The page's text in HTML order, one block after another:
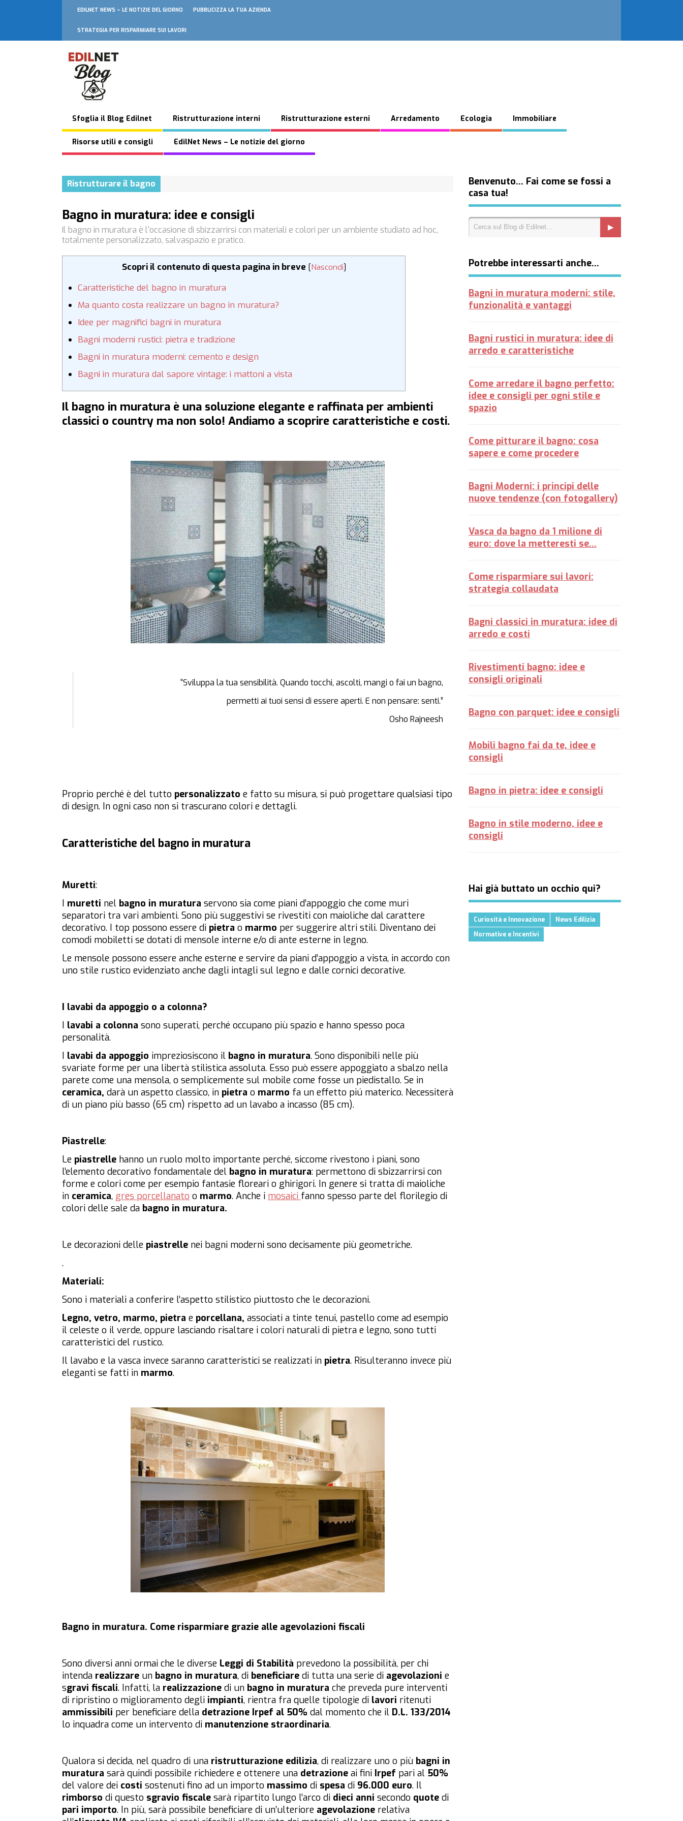
EDILNET NEWS – LE NOTIZIE DEL GIORNO PUBBLICIZZA LA TUA AZIENDA
STRATEGIA PER RISPARMIARE SUI LAVORI
Sfoglia il Blog Edilnet Ristrutturazione interni Ristrutturazione esterni Arredamento Ecologia Immobiliare
Risorse utili e consigli EdilNet News – Le notizie del giorno
Ristrutturare il bagno
Bagno in muratura: idee e consigli
Il bagno in muratura è l'occasione di sbizzarrirsi con materiali e colori per un ambiente studiato ad hoc,
totalmente personalizzato, salvaspazio e pratico.
Scopri il contenuto di questa pagina in breve [Nascondi]
Caratteristiche del bagno in muratura
Ma quanto costa realizzare un bagno in muratura?
Idee per magnifici bagni in muratura
Bagni moderni rustici: pietra e tradizione
Bagni in muratura moderni: cemento e design
Bagni in muratura dal sapore vintage: i mattoni a vista
Il bagno in muratura è una soluzione elegante e raffinata per ambienti
classici o country ma non solo! Andiamo a scoprire caratteristiche e costi.
“Sviluppa la tua sensibilità. Quando tocchi, ascolti, mangi o fai un bagno,
permetti ai tuoi sensi di essere aperti. E non pensare: senti.”
Osho Rajneesh
Proprio perché è del tutto personalizzato e fatto su misura, si può progettare qualsiasi tipo
di design. In ogni caso non si trascurano colori e dettagli.
Caratteristiche del bagno in muratura
Muretti:
I muretti nel bagno in muratura servono sia come piani d’appoggio che come muri
separatori tra vari ambienti. Sono più suggestivi se rivestiti con maioliche dal carattere
decorativo. I top possono essere di pietra o marmo per suggerire altri stili. Diventano dei
comodi mobiletti se dotati di mensole interne e/o di ante esterne in legno.
Le mensole possono essere anche esterne e servire da piani d’appoggio a vista, in accordo con
uno stile rustico evidenziato anche dagli intagli sul legno e dalle cornici decorative.
I lavabi da appoggio o a colonna?
I lavabi a colonna sono superati, perché occupano più spazio e hanno spesso poca
personalità.
I lavabi da appoggio impreziosiscono il bagno in muratura. Sono disponibili nelle più
svariate forme per una libertà stilistica assoluta. Esso può essere appoggiato a sbalzo nella
parete come una mensola, o semplicemente sul mobile come fosse un piedistallo. Se in
ceramica, darà un aspetto classico, in pietra o marmo fa un effetto piú materico. Necessiterà
di un piano più basso (65 cm) rispetto ad un lavabo a incasso (85 cm).
Piastrelle:
Le piastrelle hanno un ruolo molto importante perché, siccome rivestono i piani, sono
l’elemento decorativo fondamentale del bagno in muratura: permettono di sbizzarrirsi con
forme e colori come per esempio fantasie floreari o ghirigori. In genere si tratta di maioliche
in ceramica, gres porcellanato o marmo. Anche i mosaici fanno spesso parte del florilegio di
colori delle sale da bagno in muratura.
Le decorazioni delle piastrelle nei bagni moderni sono decisamente più geometriche.
.
Materiali:
Sono i materiali a conferire l’aspetto stilistico piuttosto che le decorazioni.
Legno, vetro, marmo, pietra e porcellana, associati a tinte tenui, pastello come ad esempio
il celeste o il verde, oppure lasciando risaltare i colori naturali di pietra e legno, sono tutti
caratteristici del rustico.
Il lavabo e la vasca invece saranno caratteristici se realizzati in pietra. Risulteranno invece più
eleganti se fatti in marmo.
Bagno in muratura. Come risparmiare grazie alle agevolazioni fiscali
Sono diversi anni ormai che le diverse Leggi di Stabilità prevedono la possibilità, per chi
intenda realizzare un bagno in muratura, di beneficiare di tutta una serie di agevolazioni e
sgravi fiscali. Infatti, la realizzazione di un bagno in muratura che preveda pure interventi
di ripristino o miglioramento degli impianti, rientra fra quelle tipologie di lavori ritenuti
ammissibili per beneficiare della detrazione Irpef al 50% dal momento che il D.L. 133/2014
lo inquadra come un intervento di manutenzione straordinaria.
Qualora si decida, nel quadro di una ristrutturazione edilizia, di realizzare uno o più bagni in
muratura sarà quindi possibile richiedere e ottenere una detrazione ai fini Irpef pari al 50%
del valore dei costi sostenuti fino ad un importo massimo di spesa di 96.000 euro. Il
rimborso di questo sgravio fiscale sarà ripartito lungo l’arco di dieci anni secondo quote di
pari importo. In più, sarà possibile beneficiare di un’ulteriore agevolazione relativa
Benvenuto… Fai come se fossi a
casa tua!
Potrebbe interessarti anche…
Bagni in muratura moderni: stile,
funzionalità e vantaggi
Bagni rustici in muratura: idee di
arredo e caratteristiche
Come arredare il bagno perfetto:
idee e consigli per ogni stile e
spazio
Come pitturare il bagno: cosa
sapere e come procedere
Bagni Moderni: i principi delle
nuove tendenze (con fotogallery)
Vasca da bagno da 1 milione di
euro: dove la metteresti se...
Come risparmiare sui lavori:
strategia collaudata
Bagni classici in muratura: idee di
arredo e costi
Rivestimenti bagno: idee e
consigli originali
Bagno con parquet: idee e consigli
Mobili bagno fai da te, idee e
consigli
Bagno in pietra: idee e consigli
Bagno in stile moderno, idee e
consigli
Hai già buttato un occhio qui?
Curiosità e Innovazione
News Edilizia
Normative e Incentivi